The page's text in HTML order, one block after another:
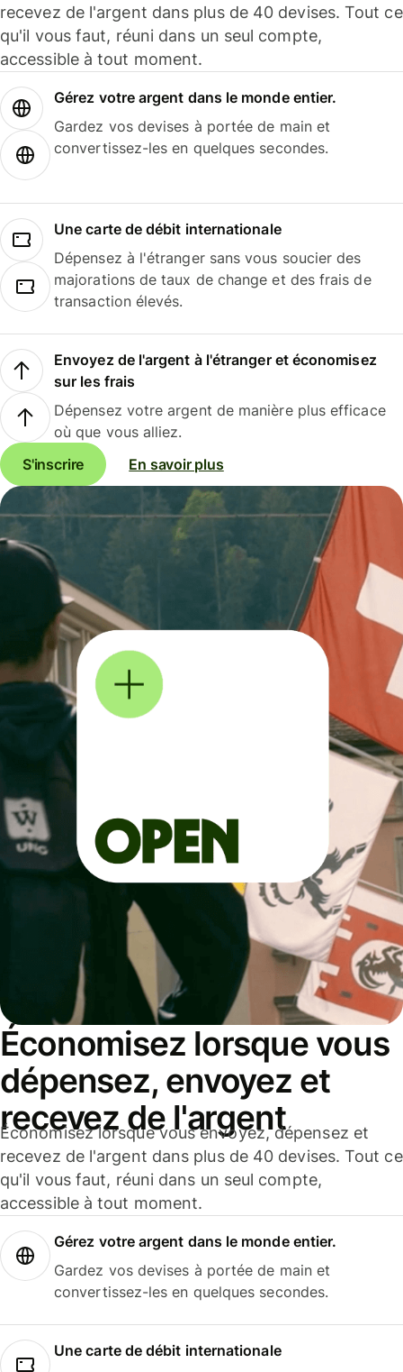
recevez de l'argent dans plus de 40 devises. Tout ce
qu'il vous faut, réuni dans un seul compte,
accessible à tout moment.
Gérez votre argent dans le monde entier.
Gardez vos devises à portée de main et
convertissez-les en quelques secondes.
Une carte de débit internationale
Dépensez à l'étranger sans vous soucier des
majorations de taux de change et des frais de
transaction élevés.
Envoyez de l'argent à l'étranger et économisez
sur les frais
Dépensez votre argent de manière plus efficace
où que vous alliez.
S'inscrire
En savoir plus
Économisez lorsque vous
dépensez, envoyez et
recevez de l'argent
Économisez lorsque vous envoyez, dépensez et
recevez de l'argent dans plus de 40 devises. Tout ce
qu'il vous faut, réuni dans un seul compte,
accessible à tout moment.
Gérez votre argent dans le monde entier.
Gardez vos devises à portée de main et
convertissez-les en quelques secondes.
Une carte de débit internationale